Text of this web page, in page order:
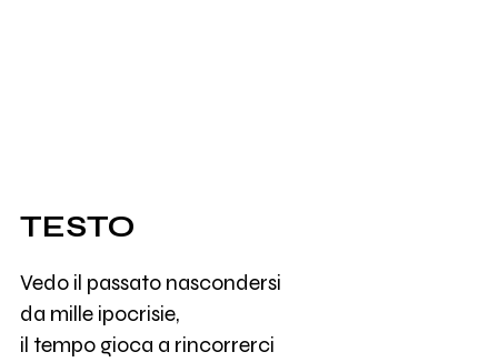
TESTO
Vedo il passato nascondersi
da mille ipocrisie,
il tempo gioca a rincorrerci